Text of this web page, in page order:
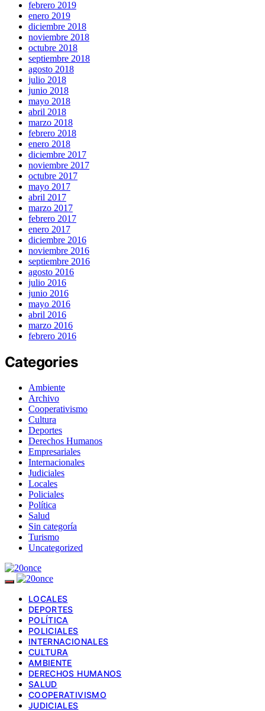
febrero 2019
enero 2019
diciembre 2018
noviembre 2018
octubre 2018
septiembre 2018
agosto 2018
julio 2018
junio 2018
mayo 2018
abril 2018
marzo 2018
febrero 2018
enero 2018
diciembre 2017
noviembre 2017
octubre 2017
mayo 2017
abril 2017
marzo 2017
febrero 2017
enero 2017
diciembre 2016
noviembre 2016
septiembre 2016
agosto 2016
julio 2016
junio 2016
mayo 2016
abril 2016
marzo 2016
febrero 2016
Categories
Ambiente
Archivo
Cooperativismo
Cultura
Deportes
Derechos Humanos
Empresariales
Internacionales
Judiciales
Locales
Policiales
Política
Salud
Sin categoría
Turismo
Uncategorized
LOCALES
DEPORTES
POLÍTICA
POLICIALES
INTERNACIONALES
CULTURA
AMBIENTE
DERECHOS HUMANOS
SALUD
COOPERATIVISMO
JUDICIALES